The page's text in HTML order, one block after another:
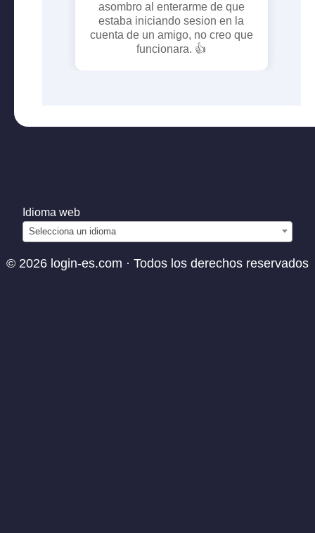
asombro al enterarme de que
estaba iniciando sesion en la
cuenta de un amigo, no creo que
funcionara. 👍
Idioma web
Selecciona un idioma
© 2026 login-es.com · Todos los derechos reservados